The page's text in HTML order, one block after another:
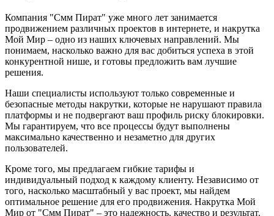
Компания "Смм Пират" уже много лет занимается
продвижением различных проектов в интернете, и накрутка
Мой Мир – одно из наших ключевых направлений. Мы
понимаем, насколько важно для вас добиться успеха в этой
конкурентной нише, и готовы предложить вам лучшие
решения.
Наши специалисты используют только современные и
безопасные методы накрутки, которые не нарушают правила
платформы и не подвергают ваш профиль риску блокировки.
Мы гарантируем, что все процессы будут выполнены
максимально качественно и незаметно для других
пользователей.
Кроме того, мы предлагаем гибкие тарифы и
индивидуальный подход к каждому клиенту. Независимо от
того, насколько масштабный у вас проект, мы найдем
оптимальное решение для его продвижения. Накрутка Мой
Мир от "Смм Пират" – это надежность, качество и результат.